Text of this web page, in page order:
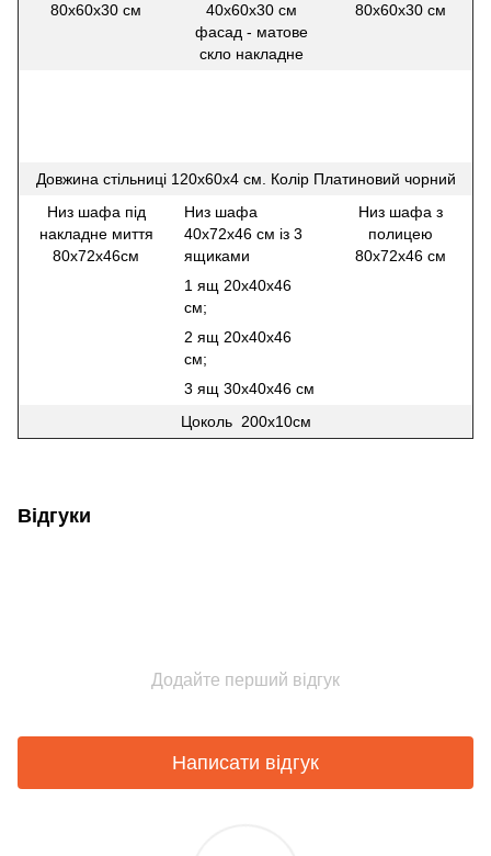
80х60х30 см
40х60х30 см
фасад - матове
скло накладне
80х60х30 см
Довжина стільниці 120х60х4 см. Колір Платиновий чорний
Низ шафа під
накладне миття
80х72х46см
Низ шафа
40х72х46 см із 3
ящиками
1 ящ 20х40х46
см;
2 ящ 20х40х46
см;
3 ящ 30х40х46 см
Низ шафа з
полицею
80х72х46 см
Цоколь 200х10см
Відгуки
Додайте перший відгук
Написати відгук